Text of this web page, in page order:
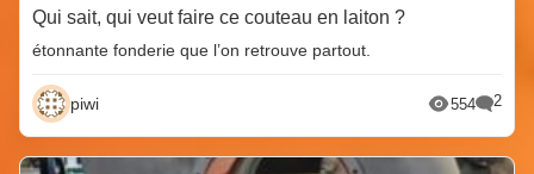
Qui sait, qui veut faire ce couteau en laiton ?
étonnante fonderie que l’on retrouve partout.
piwi 554 2